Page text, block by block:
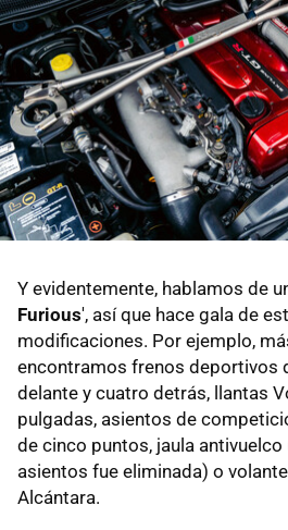
Y evidentemente, hablamos de
Furious', así que hace gala de
modificaciones. Por ejemplo,
encontramos frenos deportivos
delante y cuatro detrás, llantas
pulgadas, asientos de
de cinco puntos, jaula
asientos fue eliminada) o
Alcántara.